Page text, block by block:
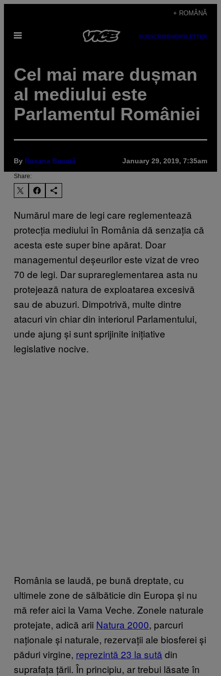
content
+ ROMÂNĂ
Open
SUBSCRIBENEWSLETTER
Cel mai mare dușman
al mediului este
Parlamentul României
By Roxana Bucată January 29, 2019, 7:35am
Share:
Numărul mare de legi care reglementează
protecția mediului în România dă senzația că
acesta este super bine apărat. Doar
managementul deșeurilor este vizat de vreo
70 de legi. Dar suprareglementarea asta nu
protejează natura de exploatarea excesivă
sau de abuzuri. Dimpotrivă, multe dintre
atacuri vin chiar din interiorul Parlamentului,
unde ajung și sunt sprijinite inițiative
legislative nocive.
România se laudă, pe bună dreptate, cu
ultimele zone de sălbăticie din Europa și nu
mă refer aici la Vama Veche. Zonele naturale
protejate, adică arii Natura 2000, parcuri
naționale și naturale, rezervații ale biosferei și
păduri virgine, reprezintă 23 la sută din
suprafața țării. În principiu, ar trebui lăsate în